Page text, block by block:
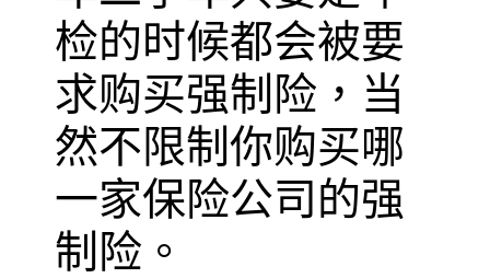
检的时候都会被要
求购买强制险，当
然不限制你购买哪
一家保险公司的强
制险。